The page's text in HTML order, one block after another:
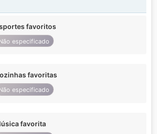
favoritos
especificado
favoritas
especificado
favorita